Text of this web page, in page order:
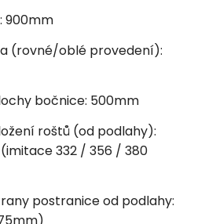
900mm
(rovné/oblé provedení):
bočnice: 500mm
roštů (od podlahy):
332 / 356 / 380
postranice od podlahy: